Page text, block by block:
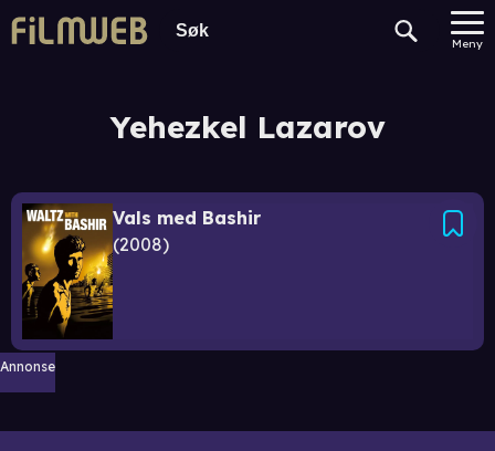
Meny
Yehezkel Lazarov
Vals med Bashir
2008
Annonse